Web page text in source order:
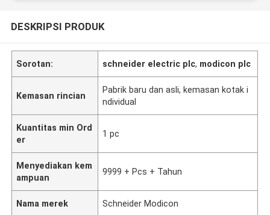
DESKRIPSI PRODUK
Sorotan: schneider electric plc, modicon plc
Kemasan rincian
Pabrik baru dan asli, kemasan kotak i
ndividual
Kuantitas min Ord
er
1 pc
Menyediakan kem
ampuan
9999 + Pcs + Tahun
Nama merek Schneider Modicon